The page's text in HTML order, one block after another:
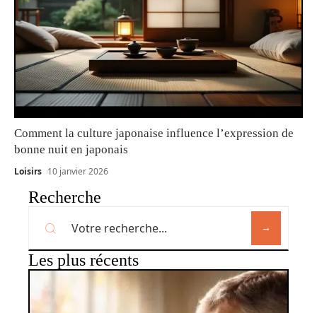
Comment la culture japonaise influence l’expression de
bonne nuit en japonais
Loisirs 10 janvier 2026
Recherche
Les plus récents